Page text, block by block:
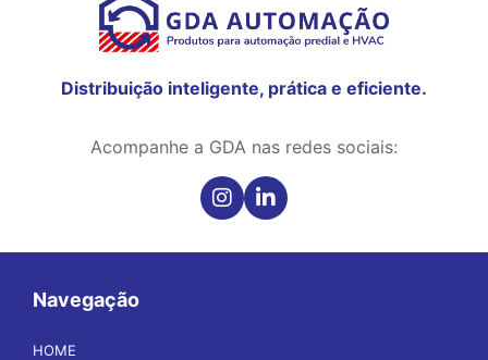
Distribuição inteligente, prática e eficiente.
Acompanhe a GDA nas redes sociais:
Navegação
HOME